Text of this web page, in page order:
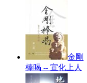
金剛
棒喝 -- 宣化上人